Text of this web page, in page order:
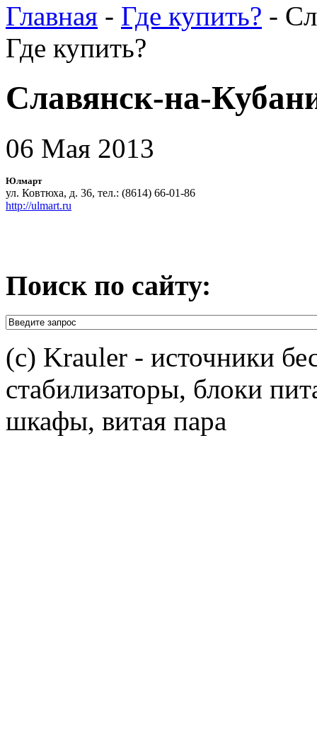
Главная - Где купить? -
Где купить?
Славянск-на-
06 Мая 2013
Юлмарт
ул. Ковтюха, д. 36, тел.: (8614) 66-01-86
http://ulmart.ru
Поиск по сайту:
(c) Krauler - источники
стабилизаторы, блоки
шкафы, витая пара